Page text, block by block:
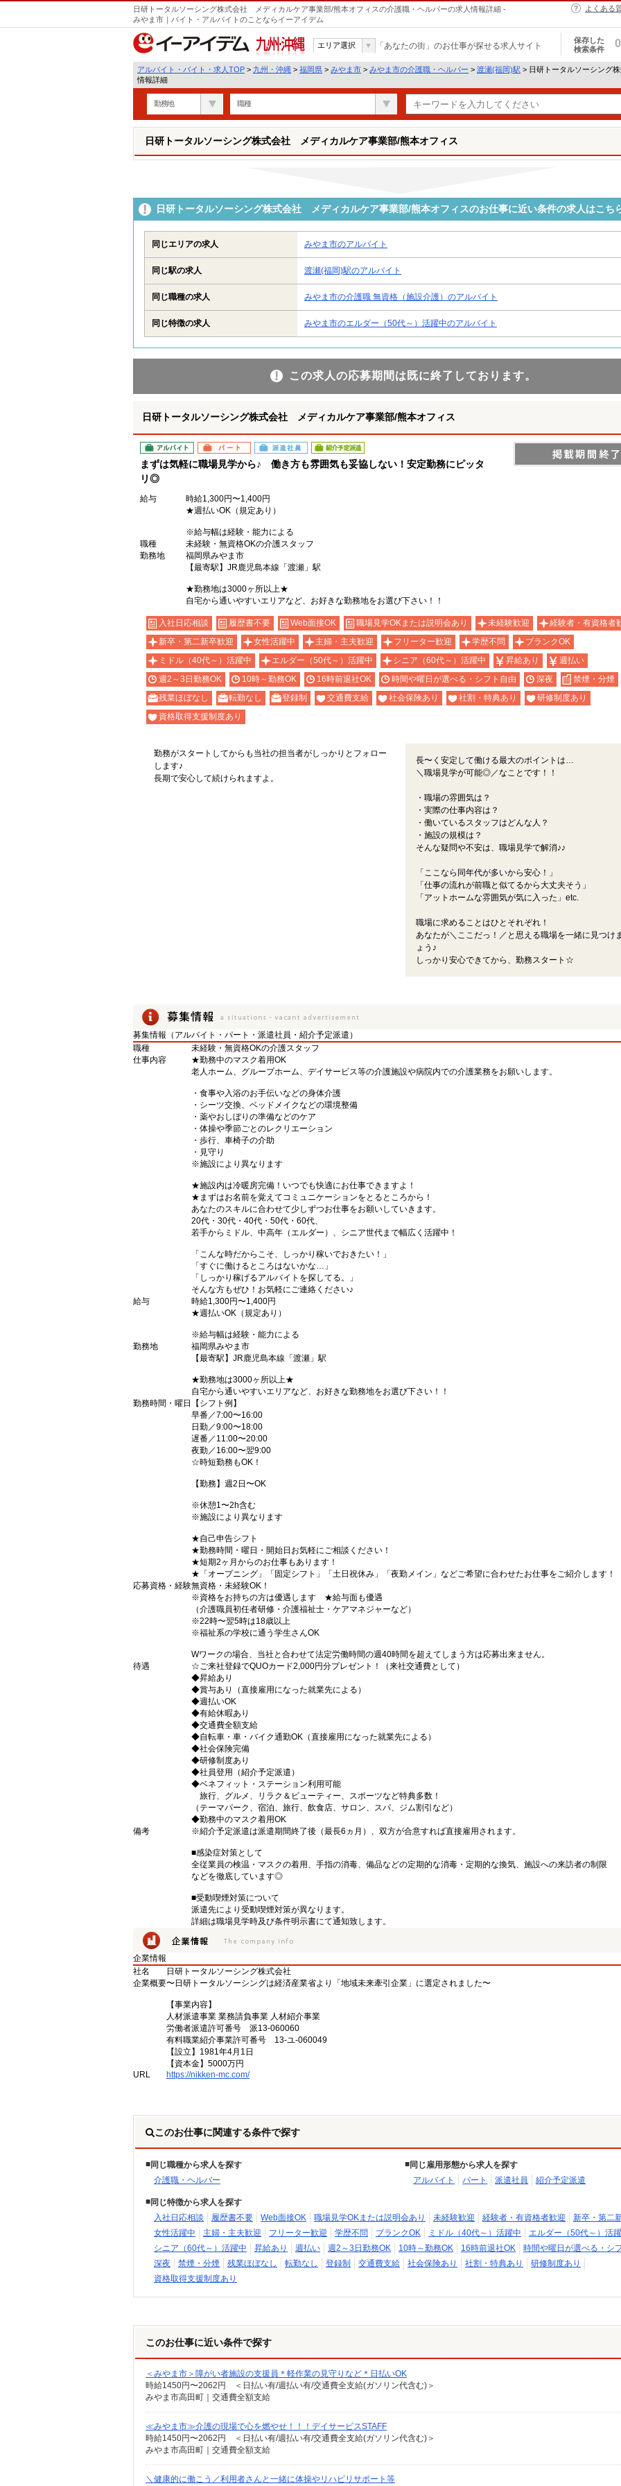
日研トータルソーシング株式会社 メディカルケア事業部/熊本オフィスの介護職・ヘルパーの求人情報詳細 -
みやま市｜バイト・アルバイトのことならイーアイデム
よくある
九州・沖縄
エリア選択 「あなたの街」のお仕事が探せる求人サイト
保存した
検索条件
0
アルバイト・バイト・求人TOP > 九州・沖縄 > 福岡県 > みやま市 > みやま市の介護職・ヘルパー > 渡瀬(福岡)駅 > 日研トータルソーシング
情報詳細
勤務地 職種
日研トータルソーシング株式会社 メディカルケア事業部/熊本オフィス
日研トータルソーシング株式会社 メディカルケア事業部/熊本オフィスのお仕事に近い条件の求人はこち
同じエリアの求人 みやま市のアルバイト
同じ駅の求人 渡瀬(福岡)駅のアルバイト
同じ職種の求人 みやま市の介護職 無資格（施設介護）のアルバイト
同じ特徴の求人 みやま市のエルダー（50代～）活躍中のアルバイト
この求人の応募期間は既に終了しております。
日研トータルソーシング株式会社 メディカルケア事業部/熊本オフィス
アルバイト パート 派遣社員 紹介予定派遣
まずは気軽に職場見学から♪ 働き方も雰囲気も妥協しない！安定勤務にピッタ
リ◎
給与
時給1,300円〜1,400円
★週払いOK（規定あり）
※給与幅は経験・能力による
職種
未経験・無資格OKの介護スタッフ
勤務地
福岡県みやま市
【最寄駅】JR鹿児島本線「渡瀬」駅
★勤務地は3000ヶ所以上★
自宅から通いやすいエリアなど、お好きな勤務地をお選び下さい！！
入社日応相談 履歴書不要 Web面接OK 職場見学OKまたは説明会あり 未経験歓迎
経験者・有資格者
新卒・第二新卒歓迎
女性活躍中 主婦・主夫歓迎 フリーター歓迎 学歴不問
ブランクOK
ミドル（40代～）活躍中
エルダー（50代～）活躍中 シニア（60代～）活躍中 昇給あり
週払い
週2～3日勤務OK
10時～勤務OK 16時前退社OK 時間や曜日が選べる・シフト自由 深夜
禁煙・分煙
残業ほぼなし
転勤なし 登録制 交通費支給 社会保険あり 社割・特典あり
研修制度あり
資格取得支援制度あり
勤務がスタートしてからも当社の担当者がしっかりとフォロー
します♪
長期で安心して続けられますよ。
長〜く安定して働ける最大のポイントは…
＼職場見学が可能◎／なことです！！
・職場の雰囲気は？
・実際の仕事内容は？
・働いているスタッフはどんな人？
・施設の規模は？
そんな疑問や不安は、職場見学で解消♪♪
「ここなら同年代が多いから安心！」
「仕事の流れが前職と似てるから大丈夫そう」
「アットホームな雰囲気が気に入った」etc.
職場に求めることはひとそれぞれ！
あなたが＼ここだっ！／と思える職場を一緒に見つけ
ょう♪
しっかり安心できてから、勤務スタート☆
募集情報（アルバイト・パート・派遣社員・紹介予定派遣）
職種
未経験・無資格OKの介護スタッフ
仕事内容
★勤務中のマスク着用OK
老人ホーム、グループホーム、デイサービス等の介護施設や病院内での介護業務をお願いします。
・食事や入浴のお手伝いなどの身体介護
・シーツ交換、ベッドメイクなどの環境整備
・薬やおしぼりの準備などのケア
・体操や季節ごとのレクリエーション
・歩行、車椅子の介助
・見守り
※施設により異なります
★施設内は冷暖房完備！いつでも快適にお仕事できますよ！
★まずはお名前を覚えてコミュニケーションをとるところから！
あなたのスキルに合わせて少しずつお仕事をお願いしていきます。
20代・30代・40代・50代・60代、
若手からミドル、中高年（エルダー）、シニア世代まで幅広く活躍中！
「こんな時だからこそ、しっかり稼いでおきたい！」
「すぐに働けるところはないかな…」
「しっかり稼げるアルバイトを探してる。」
そんな方もぜひ！お気軽にご連絡ください♪
給与
時給1,300円〜1,400円
★週払いOK（規定あり）
※給与幅は経験・能力による
勤務地
福岡県みやま市
【最寄駅】JR鹿児島本線「渡瀬」駅
★勤務地は3000ヶ所以上★
自宅から通いやすいエリアなど、お好きな勤務地をお選び下さい！！
勤務時間・曜日
【シフト例】
早番／7:00〜16:00
日勤／9:00〜18:00
遅番／11:00〜20:00
夜勤／16:00〜翌9:00
☆時短勤務もOK！
【勤務】週2日〜OK
※休憩1〜2h含む
※施設により異なります
★自己申告シフト
★勤務時間・曜日・開始日お気軽にご相談ください！
★短期2ヶ月からのお仕事もあります！
★「オープニング」「固定シフト」「土日祝休み」「夜勤メイン」などご希望に合わせたお仕事をご紹介します！
応募資格・経験無資格・未経験OK！
※資格をお持ちの方は優遇します ★給与面も優遇
（介護職員初任者研修・介護福祉士・ケアマネジャーなど）
※22時〜翌5時は18歳以上
※福祉系の学校に通う学生さんOK
Wワークの場合、当社と合わせて法定労働時間の週40時間を超えてしまう方は応募出来ません。
待遇
☆ご来社登録でQUOカード2,000円分プレゼント！（来社交通費として）
◆昇給あり
◆賞与あり（直接雇用になった就業先による）
◆週払いOK
◆有給休暇あり
◆交通費全額支給
◆自転車・車・バイク通勤OK（直接雇用になった就業先による）
◆社会保険完備
◆研修制度あり
◆社員登用（紹介予定派遣）
◆ベネフィット・ステーション利用可能
旅行、グルメ、リラク＆ビューティー、スポーツなど特典多数！
（テーマパーク、宿泊、旅行、飲食店、サロン、スパ、ジム割引など）
◆勤務中のマスク着用OK
備考
※紹介予定派遣は派遣期間終了後（最長6ヵ月）、双方が合意すれば直接雇用されます。
■感染症対策として
全従業員の検温・マスクの着用、手指の消毒、備品などの定期的な消毒・定期的な換気、施設への来訪者の制限
などを徹底しています◎
■受動喫煙対策について
派遣先により受動喫煙対策が異なります。
詳細は職場見学時及び条件明示書にて通知致します。
企業情報
社名
日研トータルソーシング株式会社
企業概要〜日研トータルソーシングは経済産業省より「地域未来牽引企業」に選定されました〜
【事業内容】
人材派遣事業 業務請負事業 人材紹介事業
労働者派遣許可番号 派13-060060
有料職業紹介事業許可番号 13-ユ-060049
【設立】1981年4月1日
【資本金】5000万円
URL
https://nikken-mc.com/
このお仕事に関連する条件で探す
同じ職種から求人を探す
介護職・ヘルパー
同じ雇用形態から求人を探す
アルバイト
パート 派遣社員 紹介予定派遣
同じ特徴から求人を探す
入社日応相談
履歴書不要 Web面接OK 職場見学OKまたは説明会あり 未経験歓迎 経験者・有資格者歓迎
新卒・第二
女性活躍中
主婦・主夫歓迎 フリーター歓迎 学歴不問 ブランクOK ミドル（40代～）活躍中
エルダー（50代～）活
シニア（60代～）活躍中
昇給あり 週払い 週2～3日勤務OK 10時～勤務OK 16時前退社OK
時間や曜日が選べる・シ
深夜
禁煙・分煙 残業ほぼなし 転勤なし 登録制 交通費支給 社会保険あり 社割・特典あり
研修制度あり
資格取得支援制度あり
このお仕事に近い条件で探す
＜みやま市＞障がい者施設の支援員＊軽作業の見守りなど＊日払いOK
時給1450円〜2062円 ＜日払い有/週払い有/交通費全支給(ガソリン代含む)＞
みやま市高田町｜交通費全額支給
≪みやま市≫介護の現場で心を燃やせ！！！デイサービスSTAFF
時給1450円〜2062円 ＜日払い有/週払い有/交通費全支給(ガソリン代含む)＞
みやま市高田町｜交通費全額支給
＼健康的に働こう／利用者さんと一緒に体操やリハビリサポート等